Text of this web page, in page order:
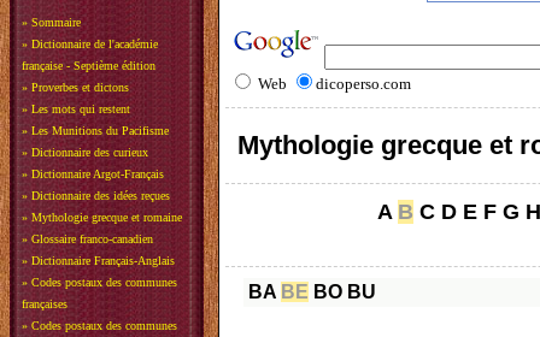
» Sommaire
» Dictionnaire de l'académie
française - Septième édition
» Proverbes et dictons
» Les mots qui restent
» Les Munitions du Pacifisme
» Dictionnaire des curieux
» Dictionnaire Argot-Français
» Dictionnaire des idées reçues
» Mythologie grecque et romaine
» Glossaire franco-canadien
» Dictionnaire Français-Anglais
» Codes postaux des communes
françaises
» Codes postaux des communes
Web dicoperso.com
Mythologie grecque et
A B C D E F G H
BA BE BO BU